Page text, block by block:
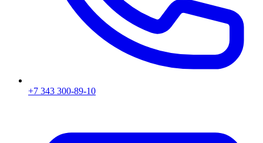
+7 343 300-89-10